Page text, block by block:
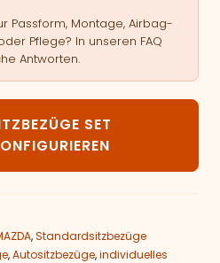
Passform, Montage, Airbag-
Pflege? In unseren FAQ
Antworten.
für MAZDA CX-30 Menge
SET
,Standardsitzbezüge
,Autositzbezüge,individuelles